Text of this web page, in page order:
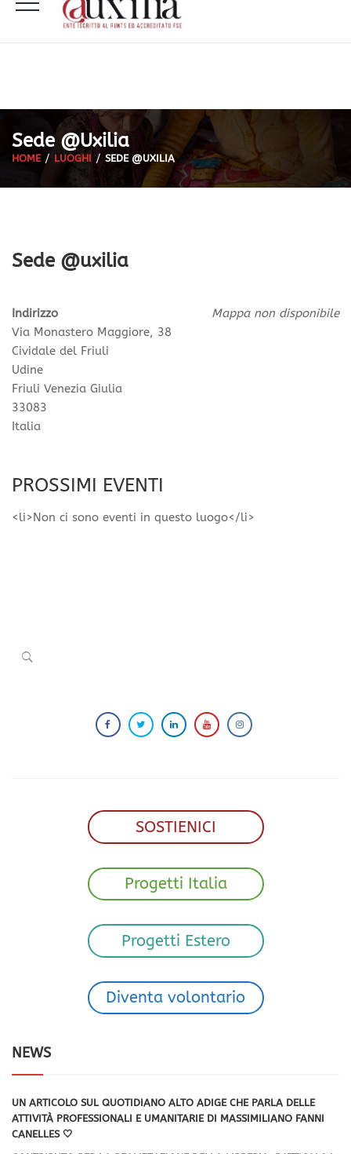
Sede @uxilia
HOME LUOGHI SEDE @UXILIA
Sede @uxilia
Mappa non disponibile
Indirizzo
Via Monastero Maggiore, 38
Cividale del Friuli
Udine
Friuli Venezia Giulia
33083
Italia
PROSSIMI EVENTI
<li>Non ci sono eventi in questo luogo</li>
SOSTIENICI
Progetti Italia
Progetti Estero
Diventa volontario
NEWS
UN ARTICOLO SUL QUOTIDIANO ALTO ADIGE CHE PARLA DELLE
ATTIVITÀ PROFESSIONALI E UMANITARIE DI MASSIMILIANO FANNI
CANELLES 🤍